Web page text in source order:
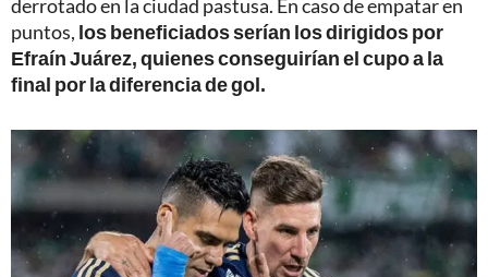
derrotado en la ciudad pastusa. En caso de empatar en
puntos, los beneficiados serían los dirigidos por
Efraín Juárez, quienes conseguirían el cupo a la
final por la diferencia de gol.